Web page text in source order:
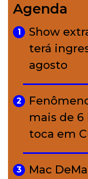
4
Bolsas de
charme
A ciência
função
Agenda
1
Show
terá
agosto
2
mais de 6
toca em
3
Mac